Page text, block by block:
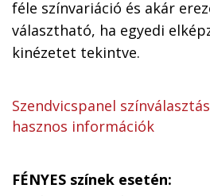
féle színvariáció és akár
választható, ha egyedi
kinézetet tekintve.
Szendvicspanel
hasznos információk
FÉNYES színek esetén: